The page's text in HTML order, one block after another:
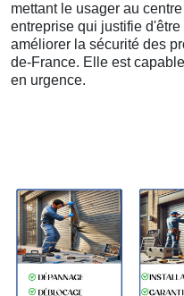
mettant le usager au
entreprise qui justifie
améliorer la sécurité des
de-France. Elle est
en urgence.